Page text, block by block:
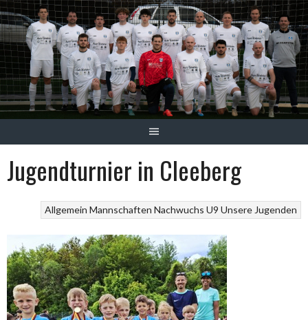
Jugendturnier in Cleeberg
Allgemein Mannschaften Nachwuchs U9 Unsere Jugenden